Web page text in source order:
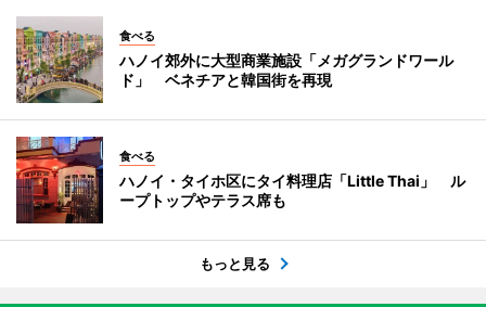
食べる
ハノイ郊外に大型商業施設「メガグランドワール
ド」 ベネチアと韓国街を再現
食べる
ハノイ・タイホ区にタイ料理店「Little Thai」 ル
ープトップやテラス席も
もっと見る